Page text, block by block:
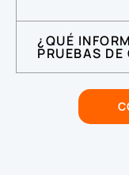
¿QUÉ
PRUEBAS DE